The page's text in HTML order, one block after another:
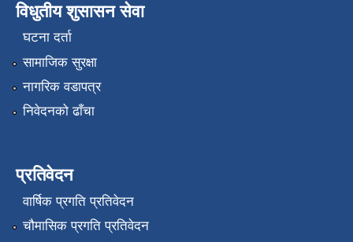
विधुतीय शुसासन सेवा
घटना दर्ता
सामाजिक सुरक्षा
नागरिक वडापत्र
निवेदनको ढाँचा
प्रतिवेदन
वार्षिक प्रगति प्रतिवेदन
चौमासिक प्रगति प्रतिवेदन